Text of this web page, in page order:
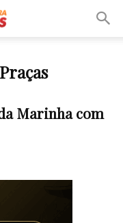
Marinha com